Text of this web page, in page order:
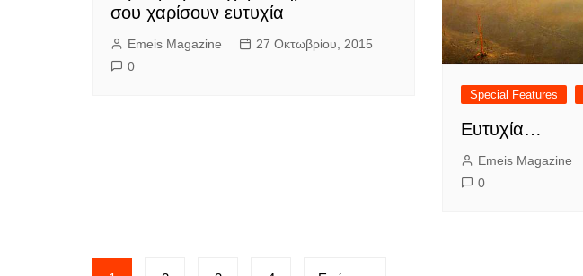
σου χαρίσουν ευτυχία
Emeis Magazine
27 Οκτωβρίου, 2015
0
Special Features
Ευτυχία…
Emeis Magazine
0